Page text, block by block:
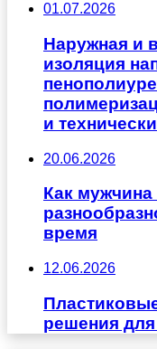
01.07.2026
Наружная и
изоляция
и
20.06.2026
Как мужчина
время
12.06.2026
решения